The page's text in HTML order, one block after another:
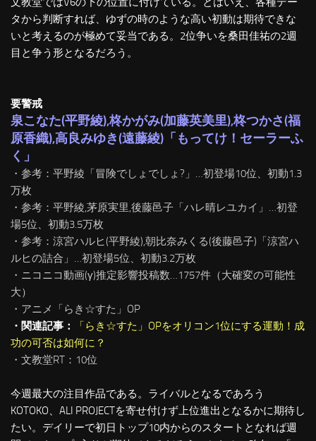
タから判断すれば、ゆずの時のような高い初動は期待できな
いと考えるのが極めて妥当である。2位争いを桑田佳祐の2週
目と争う形となるだろう。
要警戒
泉こなた(平野綾),柊かがみ(加藤英美里),柊つかさ(福
原香織),高良みゆき(遠藤綾)「もってけ！セーラーふ
く」
・参考：平野綾「冒険でしょでしょ?」…初登場10位、初動1.3
万枚
・参考：平野綾,茅原実里,後藤邑子「ハレ晴レユカイ」…初登
場5位、初動3.5万枚
・参考：涼宮ハルヒ(平野綾),朝比奈みくる(後藤邑子)「涼宮ハ
ルヒの詰合」…初登場5位、初動3.2万枚
・ニコニコ動画(γ)推定影響投稿数…1757件（大確変の可能性
大）
・アニメ「らき☆すた」OP
・関連記事：
「らき☆すた」OPをオリコン1位にする運動！成
功の可否は如何に？
・文教堂RT：10位
今週最大の注目作品である。ライバルとなるであろう
KOTOKO、ALI PROJECTを寄せ付けず上位進出となるかに期待し
たい。デイリーで初日トップ10内からのスタートとなれば週